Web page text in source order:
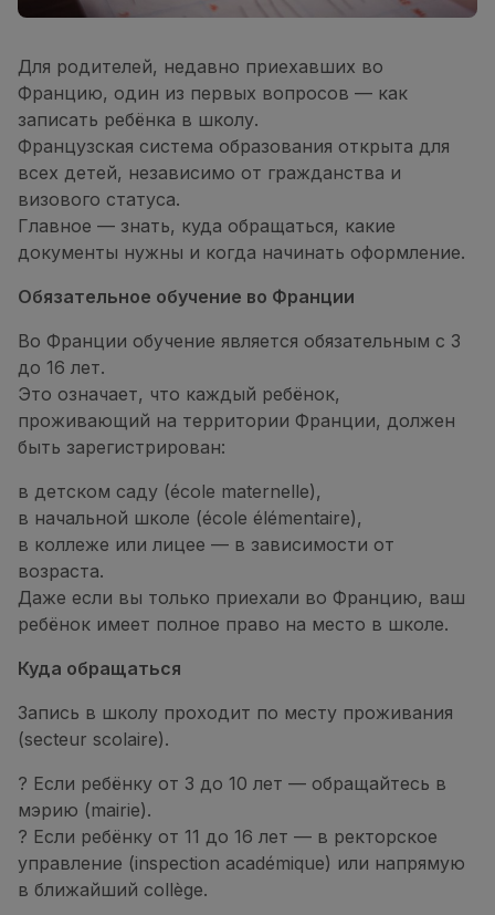
Для родителей, недавно приехавших во
Францию, один из первых вопросов — как
записать ребёнка в школу.
Французская система образования открыта для
всех детей, независимо от гражданства и
визового статуса.
Главное — знать, куда обращаться, какие
документы нужны и когда начинать оформление.
Обязательное обучение во Франции
Во Франции обучение является обязательным с 3
до 16 лет.
Это означает, что каждый ребёнок,
проживающий на территории Франции, должен
быть зарегистрирован:
в детском саду (école maternelle),
в начальной школе (école élémentaire),
в коллеже или лицее — в зависимости от
возраста.
Даже если вы только приехали во Францию, ваш
ребёнок имеет полное право на место в школе.
Куда обращаться
Запись в школу проходит по месту проживания
(secteur scolaire).
? Если ребёнку от 3 до 10 лет — обращайтесь в
мэрию (mairie).
? Если ребёнку от 11 до 16 лет — в ректорское
управление (inspection académique) или напрямую
в ближайший collège.